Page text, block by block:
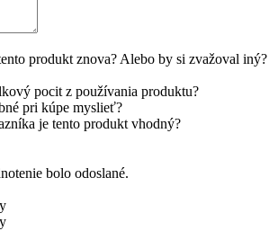
produkt znova? Alebo by si zvažoval iný?
pocit z používania produktu?
pri kúpe myslieť?
je tento produkt vhodný?
bolo odoslané.